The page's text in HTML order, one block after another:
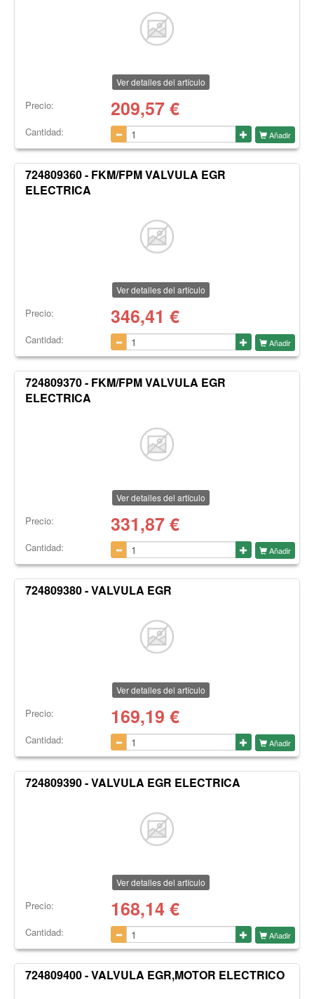
Ver detalles del artículo
Precio: 209,57€
Cantidad: Añadir
724809360 - FKM/FPM VALVULA EGR
ELECTRICA
Ver detalles del artículo
Precio: 346,41 €
Cantidad: Añadir
724809370 - FKM/FPM VALVULA EGR
ELECTRICA
Ver detalles del artículo
Precio: 331,87€
Cantidad: Añadir
724809380 - VALVULA EGR
Ver detalles del artículo
Precio: 169,19 €
Cantidad: Añadir
724809390 - VALVULA EGR ELECTRICA
Ver detalles del artículo
Precio: 168,14 €
Cantidad: Añadir
724809400 - VALVULA EGR,MOTOR ELECTRICO